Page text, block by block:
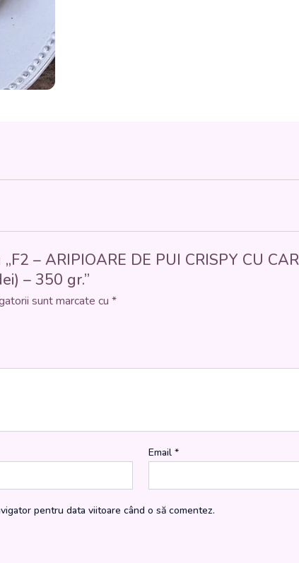
(aripi
de
pui,
ou,
făină,
– ARIPIOARE DE PUI CRISPY CU
– 350 gr.”
sunt marcate cu *
Email*
pentru data viitoare când o să comentez.